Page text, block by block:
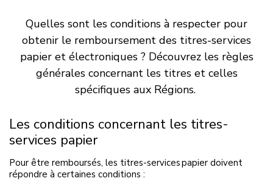
Quelles sont les conditions à respecter pour
obtenir le remboursement des titres-services
papier et électroniques ? Découvrez les règles
générales concernant les titres et celles
spécifiques aux Régions.
Les conditions concernant les titres-
services papier
Pour être remboursés, les titres-services papier doivent
répondre à certaines conditions :